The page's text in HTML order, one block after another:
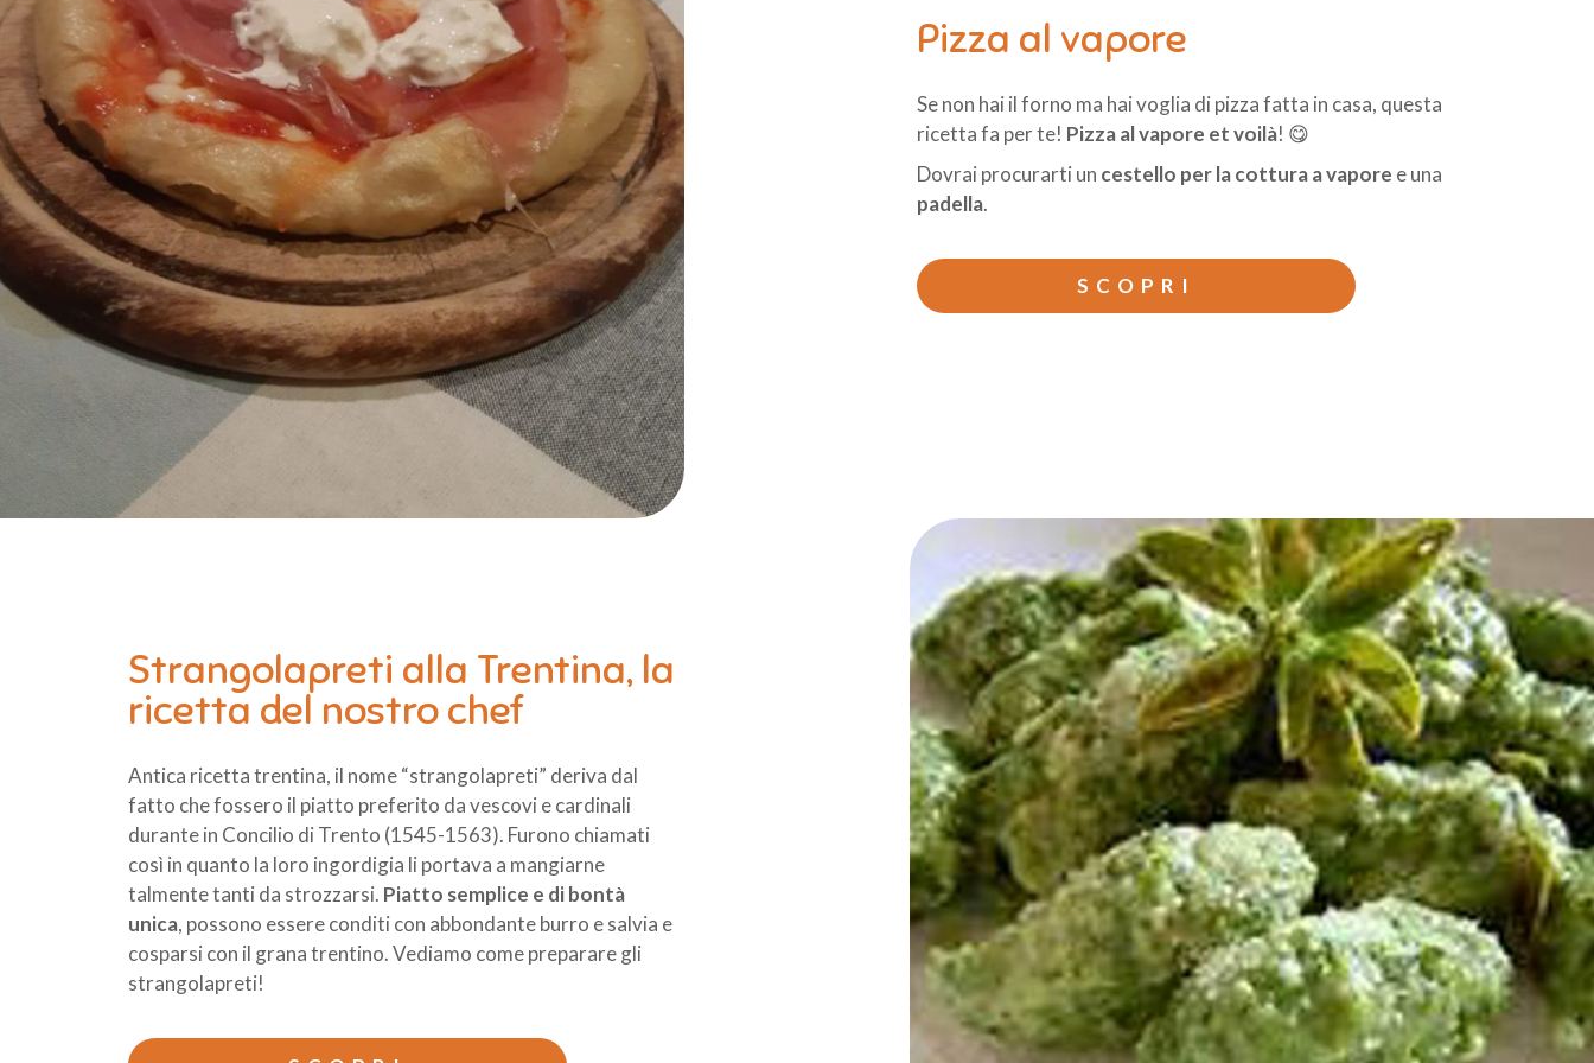
Pizza al vapore
Se non hai il forno ma hai voglia di pizza fatta in casa, questa
ricetta fa per te! Pizza al vapore et voilà! 😋
Dovrai procurarti un cestello per la cottura a vapore e una
padella.
SCOPRI
Strangolapreti alla Trentina, la
ricetta del nostro chef
Antica ricetta trentina, il nome “strangolapreti” deriva dal
fatto che fossero il piatto preferito da vescovi e cardinali
durante in Concilio di Trento (1545-1563). Furono chiamati
così in quanto la loro ingordigia li portava a mangiarne
talmente tanti da strozzarsi. Piatto semplice e di bontà
unica, possono essere conditi con abbondante burro e salvia e
cosparsi con il grana trentino. Vediamo come preparare gli
strangolapreti!